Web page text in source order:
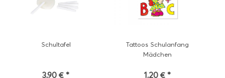
Schultafel
3,90 € *
Tattoos Schulanfang
Mädchen
1,20 € *